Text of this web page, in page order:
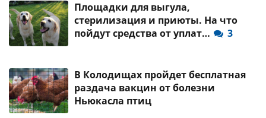
Площадки для выгула,
стерилизация и приюты. На что
пойдут средства от уплат…
3
В Колодищах пройдет бесплатная
раздача вакцин от болезни
Ньюкасла птиц